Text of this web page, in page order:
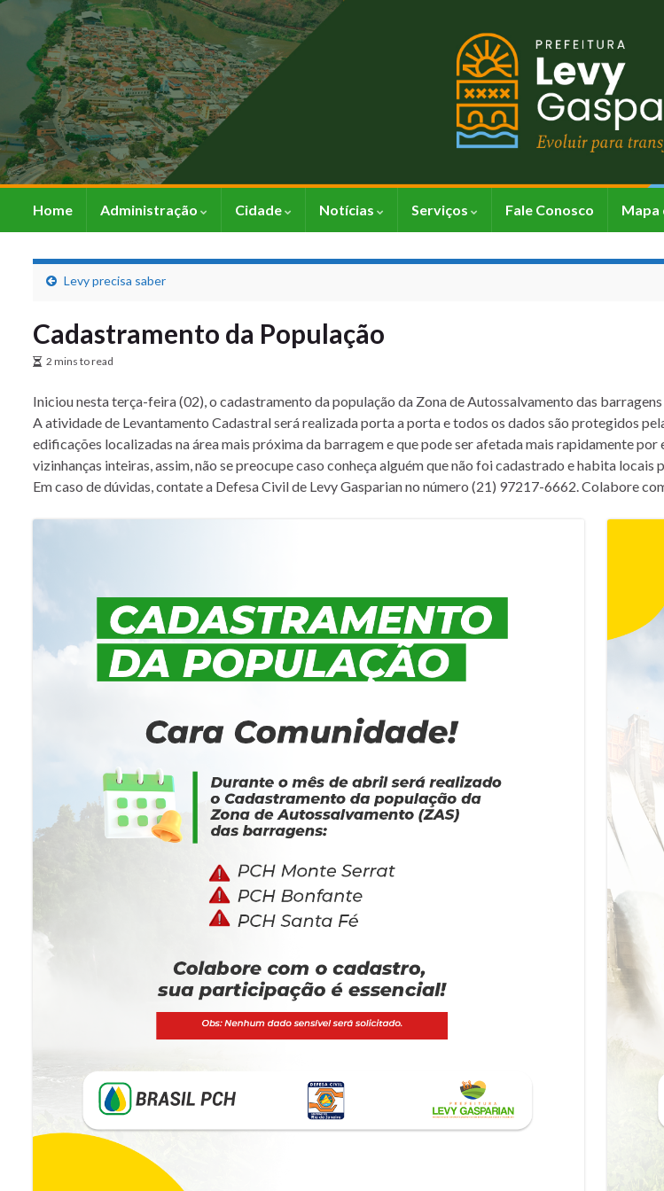
Home Administração Cidade Notícias Serviços Fale Conosco Mapa
Levy precisa saber
Cadastramento da População
2 mins to read
Iniciou nesta terça-feira (02), o cadastramento da população da Zona de Autossalvamento das
A atividade de Levantamento Cadastral será realizada porta a porta e todos os dados são protegidos
edificações localizadas na área mais próxima da barragem e que pode ser afetada mais rapidamente
vizinhanças inteiras, assim, não se preocupe caso conheça alguém que não foi cadastrado e habita locais
Em caso de dúvidas, contate a Defesa Civil de Levy Gasparian no número (21) 97217-6662. Colabore